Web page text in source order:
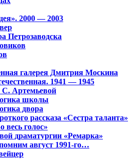
2000 — 2003
Петрозаводска
галерея Дмитрия Москина
1941 — 1945
С. Артемьевой
школы
двора
рассказа «Сестра таланта»
весь голос»
драматургии «Ремарка»
август 1991-го…